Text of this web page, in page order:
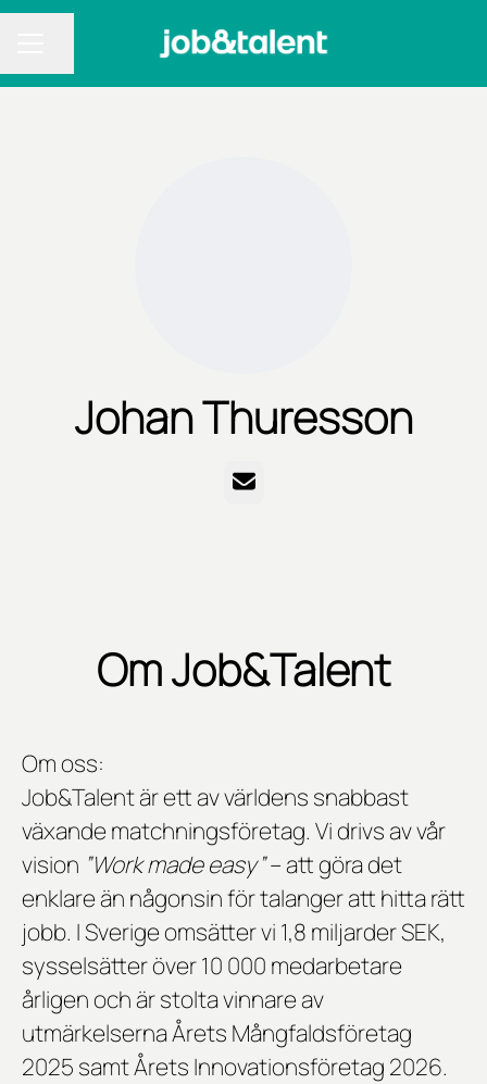
Johan Thuresson
E-post
Om Job&Talent
Om oss:
Job&Talent är ett av världens snabbast
växande matchningsföretag. Vi drivs av vår
vision ”Work made easy”– att göra det
enklare än någonsin för talanger att hitta rätt
jobb. I Sverige omsätter vi 1,8 miljarder SEK,
sysselsätter över 10 000 medarbetare
årligen och är stolta vinnare av
utmärkelsernaÅrets Mångfaldsföretag
2025 samtÅrets Innovationsföretag 2026.